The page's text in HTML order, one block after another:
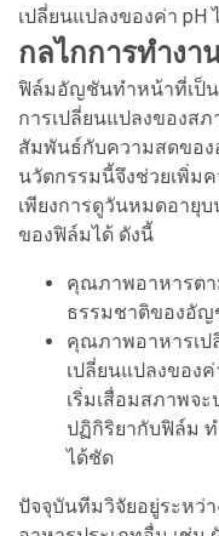
เปลี่ยนแปลงของค่า pH
กลไกการทำงา
ฟิล์มอัญชันทำหน้าที่เป็น
การเปลี่ยนแปลงของส
สัมพันธ์กับความสดของ
นวัตกรรมนี้จึงช่วยเพิ่ม
เพียงการดูวันหมดอายุ
ของฟิล์มได้ ดังนี้
คุณภาพอาหารตา
ธรรมชาติของอั
คุณภาพอาหารเป
เปลี่ยนแปลงของ
เริ่มเสื่อมสภาพจ
ปฏิกิริยากับฟิล์ม ท
ได้ชัด
ปัจจุบันทีมวิจัยอยู่ระหว่